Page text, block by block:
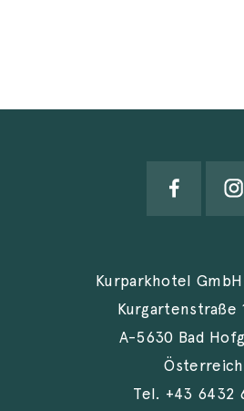
Kurparkhotel GmbH
Kurgartenstraße
A-5630 Bad
Österreich
Tel. +43 6432